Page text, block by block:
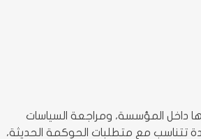
داخل المؤسسة، ومراجعة السياسات
تتناسب مع متطلبات الحوكمة الحديثة،